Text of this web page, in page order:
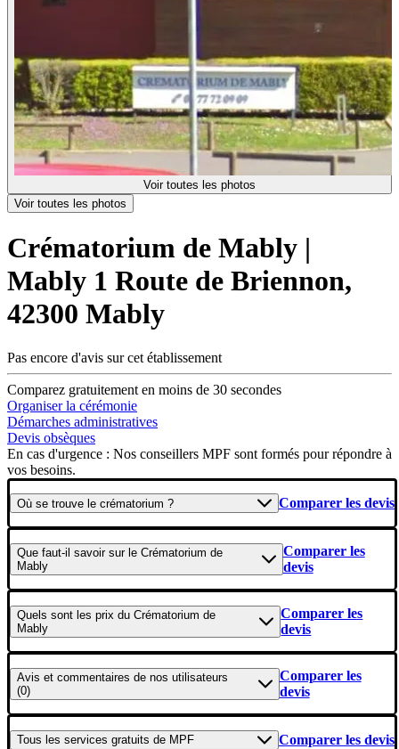
Voir toutes les photos
Voir toutes les photos
Crématorium de Mably |
Mably 1 Route de Briennon,
42300 Mably
Pas encore d'avis sur cet établissement
Comparez gratuitement en moins de 30 secondes
Organiser la cérémonie
Démarches administratives
Devis obsèques
En cas d'urgence : Nos conseillers MPF sont formés pour répondre à
vos besoins.
Où se trouve le crématorium ? Comparer les devis
Que faut-il savoirsur le Crématorium de
Mably
Comparer les
devis
Quels sont les prix du Crématorium de
Mably
Comparer les
devis
Avis et commentaires de nos utilisateurs
(0)
Comparer les
devis
Tous les services gratuits de MPF Comparer les devis